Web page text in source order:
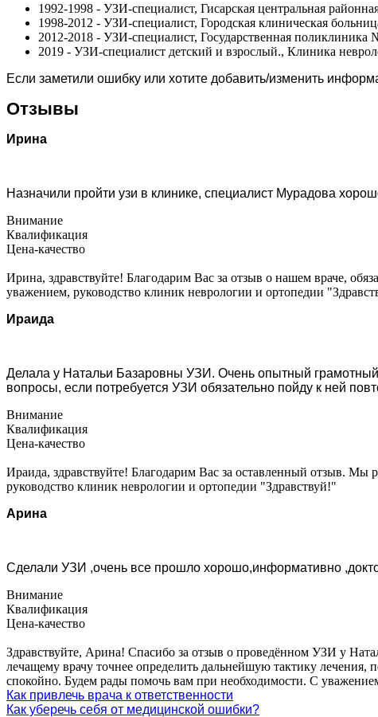
1992-1998 - УЗИ-специалист, Гисарская центральная
1998-2012 - УЗИ-специалист, Городская клиническая
2012-2018 - УЗИ-специалист, Государственная поликлиника
2019 - УЗИ-специалист детский и взрослый., Клиника
Если заметили ошибку или хотите добавить/изменить
Отзывы
Ирина
Назначили пройти узи в клинике, специалист Мурадова
Внимание
Квалификация
Цена-качество
Ирина, здравствуйте! Благодарим Вас за отзыв о нашем враче,
уважением, руководство клиник неврологии и ортопедии
Ираида
Делала у Натальи Базаровны УЗИ. Очень опытный
вопросы, если потребуется УЗИ обязательно пойду к ней
Внимание
Квалификация
Цена-качество
Ираида, здравствуйте! Благодарим Вас за оставленный отзыв.
руководство клиник неврологии и ортопедии "Здравствуй!"
Арина
Сделали УЗИ ,очень все прошло хорошо,информативно
Внимание
Квалификация
Цена-качество
Здравствуйте, Арина! Спасибо за отзыв о проведённом УЗИ у
лечащему врачу точнее определить дальнейшую тактику
спокойно. Будем рады помочь вам при необходимости. С
Как привлечь врача к ответственности
Как уберечь себя от медицинской ошибки?